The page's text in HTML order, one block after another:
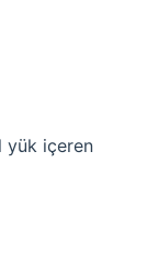
yük içeren